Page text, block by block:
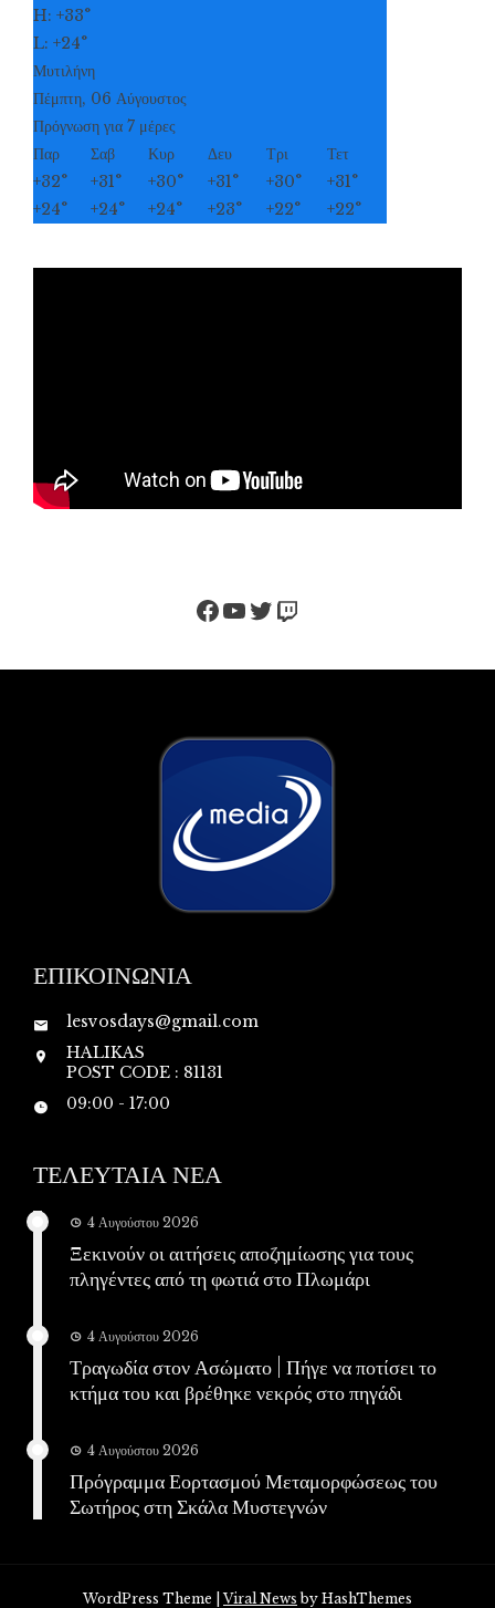
H: +33°
L: +24°
Μυτιλήνη
Πέμπτη, 06 Αύγουστος
Πρόγνωση για 7 μέρες
Παρ
Σαβ Κυρ Δευ Τρι
Τετ
+32° +31° +30° +31° +30° +31°
+24° +24° +24° +23° +22° +22°
Facebook
YouTube
Twitter
Twitch
ΕΠΙΚΟΙΝΩΝΙΑ
lesvosdays@gmail.com
HALIKAS
POST CODE : 81131
09:00 - 17:00
ΤΕΛΕΥΤΑΙΑ ΝΕΑ
4 Αυγούστου 2026
Ξεκινούν οι αιτήσεις αποζημίωσης για τους
πληγέντες από τη φωτιά στο Πλωμάρι
4 Αυγούστου 2026
Τραγωδία στον Ασώματο | Πήγε να ποτίσει το
κτήμα του και βρέθηκε νεκρός στο πηγάδι
4 Αυγούστου 2026
Πρόγραμμα Εορτασμού Μεταμορφώσεως του
Σωτήρος στη Σκάλα Μυστεγνών
WordPress Theme |Viral News by HashThemes